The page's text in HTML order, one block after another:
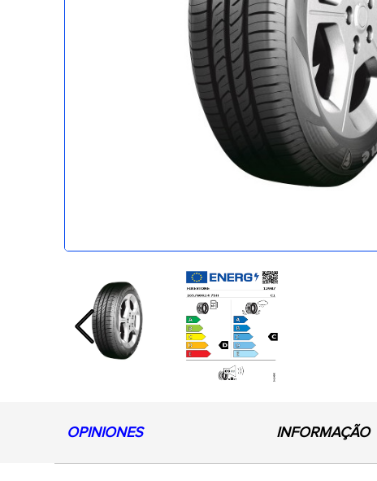
Previous
OPINIONES INFORMAÇÃO